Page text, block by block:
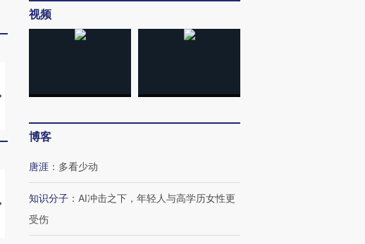
马航飞行员跨国走私7万
视线｜被称为“蟑螂”的印
育部长拱下台
视线｜“入侵”还是“人道危
飞地休达
【推广】走进第四届链博
会，让数智科技“链”接产
【商旅对话】华住集团
视频
博客
唐涯 ： 多看少动
知识分子 ： AI冲击之下，年轻人与高学历女性更
受伤